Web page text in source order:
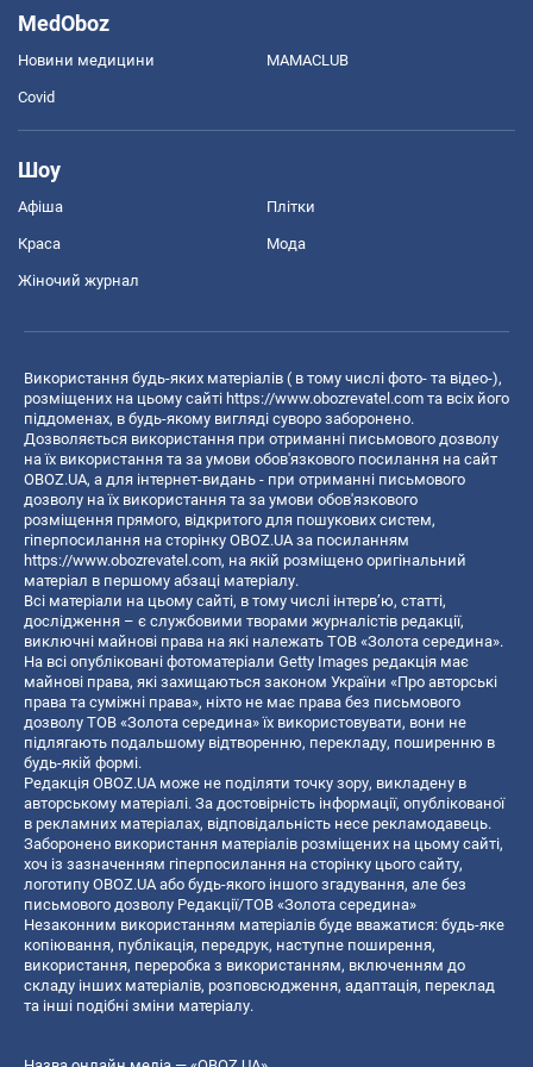
MedOboz
Новини медицини MAMACLUB
Covid
Шоу
Афіша Плітки
Краса Мода
Жіночий журнал
Використання будь-яких матеріалів ( в тому числі фото- та відео-),
розміщених на цьому сайті https://www.obozrevatel.com та всіх його
піддоменах, в будь-якому вигляді суворо заборонено.
Дозволяється використання при отриманні письмового дозволу
на їх використання та за умови обов'язкового посилання на сайт
OBOZ.UA, а для інтернет-видань - при отриманні письмового
дозволу на їх використання та за умови обов'язкового
розміщення прямого, відкритого для пошукових систем,
гіперпосилання на сторінку OBOZ.UA за посиланням
https://www.obozrevatel.com, на якій розміщено оригінальний
матеріал в першому абзаці матеріалу.
Всі матеріали на цьому сайті, в тому числі інтерв’ю, статті,
дослідження – є службовими творами журналістів редакції,
виключні майнові права на які належать ТОВ «Золота середина».
На всі опубліковані фотоматеріали Getty Images редакція має
майнові права, які захищаються законом України «Про авторські
права та суміжні права», ніхто не має права без письмового
дозволу ТОВ «Золота середина» їх використовувати, вони не
підлягають подальшому відтворенню, перекладу, поширенню в
будь-якій формі.
Редакція OBOZ.UA може не поділяти точку зору, викладену в
авторському матеріалі. За достовірність інформації, опублікованої
в рекламних матеріалах, відповідальність несе рекламодавець.
Заборонено використання матеріалів розміщених на цьому сайті,
хоч із зазначенням гіперпосилання на сторінку цього сайту,
логотипу OBOZ.UA або будь-якого іншого згадування, але без
письмового дозволу Редакції/ТОВ «Золота середина»
Незаконним використанням матеріалів буде вважатися: будь-яке
копiювання, публiкацiя, передрук, наступне поширення,
використання, переробка з використанням, включенням до
складу інших матеріалів, розповсюдження, адаптація, переклад
та інші подібні зміни матеріалу.